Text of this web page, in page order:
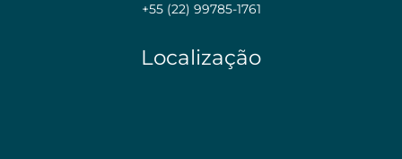
+55 (22) 99785-1761
Localização